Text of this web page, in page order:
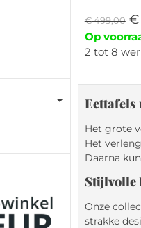
€499,00 €
Op
2 tot 8
Eettafels
Het grote
Het
Daarna
Stijlvolle
Onze
strakke